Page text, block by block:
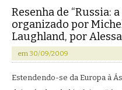
Resenha de “Russia:
organizado por
Laughland, por
em 30/09/2009
Estendendo-se da Europa à